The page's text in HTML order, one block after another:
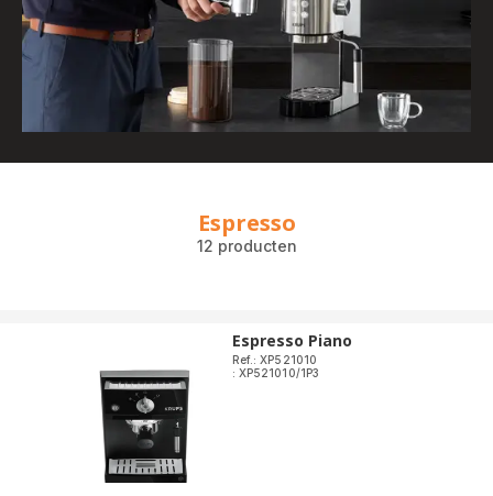
Espresso
12 producten
Espresso Piano
Ref.: XP521010
: XP521010/1P3